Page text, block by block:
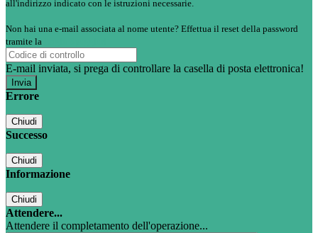
all'indirizzo indicato con le istruzioni necessarie.
Non hai una e-mail associata al nome utente? Effettua il reset della password
tramite la
E-mail inviata, si prega di controllare la casella di posta elettronica!
Errore
Chiudi
Successo
Chiudi
Informazione
Chiudi
Attendere...
Attendere il completamento dell'operazione...